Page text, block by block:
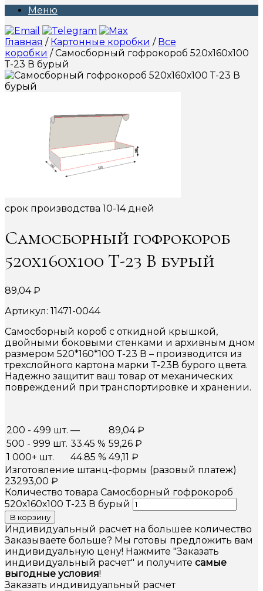
Меню
Главная / Картонные коробки / Все
коробки / Самосборный гофрокороб 520х160х100
Т-23 В бурый
срок производства 10-14 дней
Самосборный гофрокороб
520х160х100 Т-23 В бурый
89,04₽
Артикул: 11471-0044
Самосборный короб с откидной крышкой,
двойными боковыми стенками и архивным дном
размером 520*160*100 Т-23 В – производится из
трехслойного картона марки Т-23В бурого цвета.
Надежно защитит ваш товар от механических
повреждений при транспортировке и хранении.
200 - 499 шт. — 89,04₽
500 - 999 шт. 33.45 % 59,26 ₽
1 000+ шт.
44.85 % 49,11 ₽
Изготовление штанц-формы (разовый платеж)
23293,00 ₽
Количество товара Самосборный гофрокороб
520х160х100 Т-23 В бурый
В корзину
Индивидуальный расчет на большее количество
Заказываете больше? Мы готовы предложить вам
индивидуальную цену! Нажмите "Заказать
индивидуальный расчет" и получите самые
выгодные условия!
Заказать индивидуальный расчет